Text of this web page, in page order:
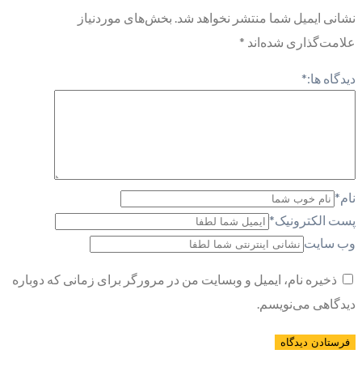
نشانی ایمیل شما منتشر نخواهد شد. بخش‌های موردنیاز
علامت‌گذاری شده‌اند *
دیدگاه ها:*
نام*
پست الکترونیک*
وب سایت
ذخیره نام، ایمیل و وبسایت من در مرورگر برای زمانی که دوباره
دیدگاهی می‌نویسم.